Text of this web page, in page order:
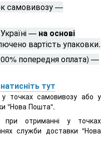
самовивозу —
— на основі
вартість упаковки.
попередня оплата) —
тут
точках самовивозу або у
"Нова Пошта".
отриманні у точках
служби доставки "Нова